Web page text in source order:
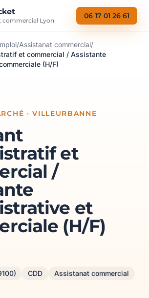
commercial Lyon
06 17 01 26 61
/Assistanat commercial/
et commercial / Assistante
(H/F)
· VILLEURBANNE
et
/
et
(H/F)
CDD Assistanat commercial